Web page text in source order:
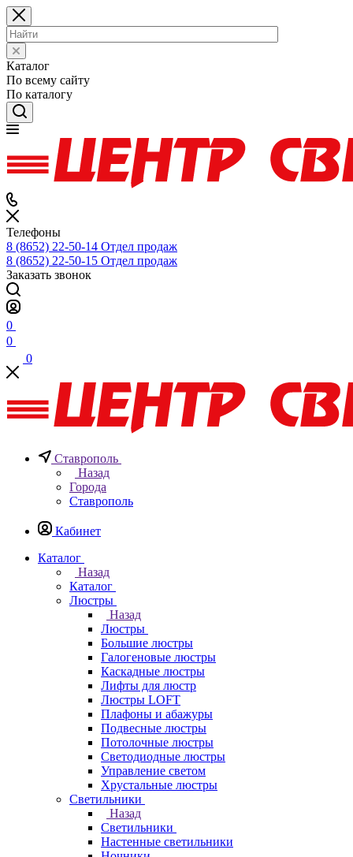
Каталог
По всему сайту
По каталогу
Телефоны
8 (8652) 22-50-14 Отдел продаж
8 (8652) 22-50-15 Отдел продаж
Заказать звонок
0
0
0
Ставрополь
Назад
Города
Ставрополь
Кабинет
Каталог
Назад
Каталог
Люстры
Назад
Люстры
Большие люстры
Галогеновые люстры
Каскадные люстры
Лифты для люстр
Люстры LOFT
Плафоны и абажуры
Подвесные люстры
Потолочные люстры
Светодиодные люстры
Управление светом
Хрустальные люстры
Светильники
Назад
Светильники
Настенные светильники